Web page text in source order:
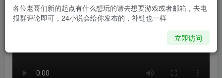
各位老哥们新的起点有什么想玩的请去想要游戏或者邮箱，去电
报群评论即可，24小说会给你发布的，补链也一样
立即访问